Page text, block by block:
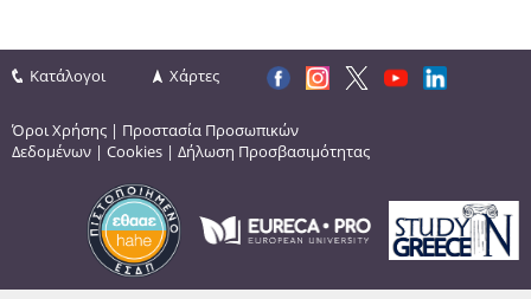
Κατάλογοι Χάρτες
Όροι Χρήσης | Προστασία Προσωπικών
Δεδομένων | Cookies | Δήλωση Προσβασιμότητας